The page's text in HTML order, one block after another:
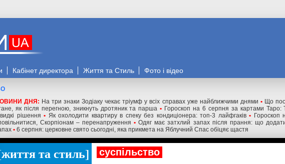
Кабінет директора Життя та Стиль Фото і відео
ДНЯ: На три знаки Зодіаку чекає тріумф у всіх справах уже найближчими днями • Що
як після перегною, зникнуть дротяник та парша • Гороскоп на 6 серпня за картами
рішення • Як охолодити квартиру в спеку без кондиціонера: топ-3 лайфгаків • Гороскоп
Скорпіонам – перенапруження • Одяг має затхлий запах після прання: що
• 6 серпня: церковне свято сьогодні, яка прикмета на Яблучний Спас обіцяє щастя
життя та стиль суспільство